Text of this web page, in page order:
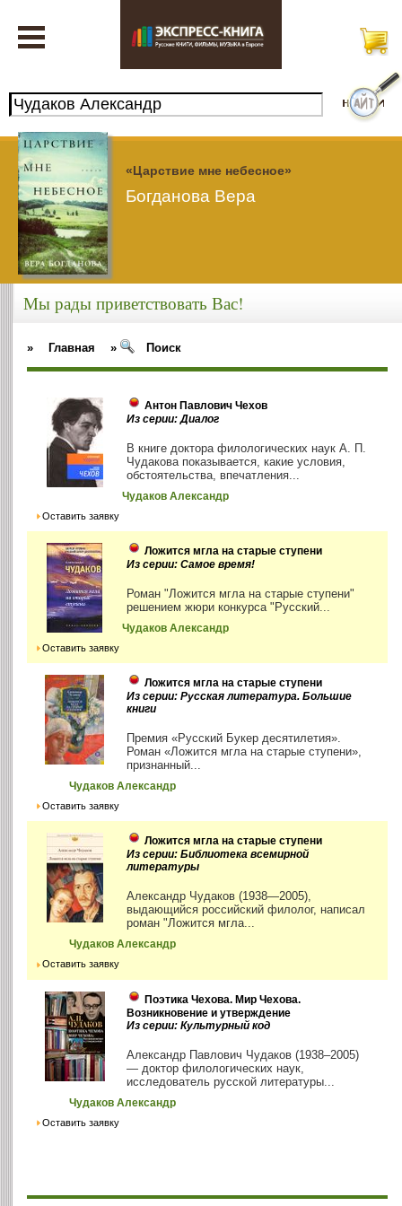
«Царствие мне небесное»
Богданова Вера
Мы рады приветствовать Вас!
» Главная » Поиск
Антон Павлович Чехов
Из серии: Диалог
В книге доктора филологических наук А. П.
Чудакова показывается, какие условия,
обстоятельства, впечатления...
Чудаков Александр
Оставить заявку
Ложится мгла на старые ступени
Из серии: Самое время!
Роман "Ложится мгла на старые ступени"
решением жюри конкурса "Русский...
Чудаков Александр
Оставить заявку
Ложится мгла на старые ступени
Из серии: Русская литература. Большие
книги
Премия «Русский Букер десятилетия».
Роман «Ложится мгла на старые ступени»,
признанный...
Чудаков Александр
Оставить заявку
Ложится мгла на старые ступени
Из серии: Библиотека всемирной
литературы
Александр Чудаков (1938—2005),
выдающийся российский филолог, написал
роман "Ложится мгла...
Чудаков Александр
Оставить заявку
Поэтика Чехова. Мир Чехова.
Возникновение и утверждение
Из серии: Культурный код
Александр Павлович Чудаков (1938–2005)
— доктор филологических наук,
исследователь русской литературы...
Чудаков Александр
Оставить заявку